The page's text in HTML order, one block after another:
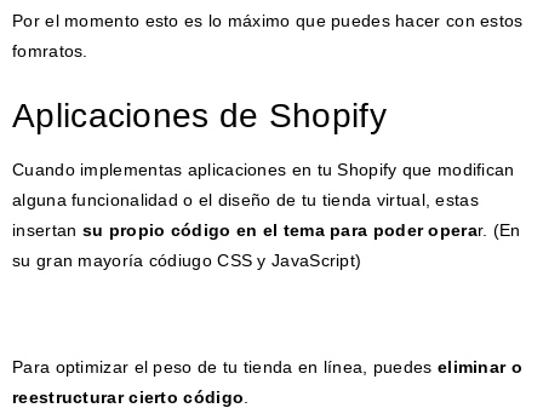
Por el momento esto es lo máximo que puedes hacer con estos
fomratos.
Aplicaciones de Shopify
Cuando implementas aplicaciones en tu Shopify que modifican
alguna funcionalidad o el diseño de tu tienda virtual, estas
insertan su propio código en el tema para poder operar. (En
su gran mayoría códiugo CSS y JavaScript)
Para optimizar el peso de tu tienda en línea, puedes eliminar o
reestructurar cierto código